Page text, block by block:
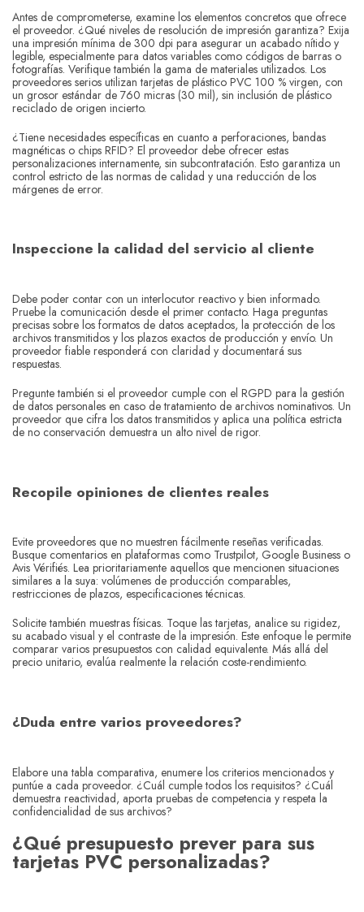
Antes de comprometerse, examine los elementos concretos que ofrece
el proveedor. ¿Qué niveles de resolución de impresión garantiza? Exija
una impresión mínima de 300 dpi para asegurar un acabado nítido y
legible, especialmente para datos variables como códigos de barras o
fotografías. Verifique también la gama de materiales utilizados. Los
proveedores serios utilizan tarjetas de plástico PVC 100 % virgen, con
un grosor estándar de 760 micras (30 mil), sin inclusión de plástico
reciclado de origen incierto.
¿Tiene necesidades específicas en cuanto a perforaciones, bandas
magnéticas o chips RFID? El proveedor debe ofrecer estas
personalizaciones internamente, sin subcontratación. Esto garantiza un
control estricto de las normas de calidad y una reducción de los
márgenes de error.
Inspeccione la calidad del servicio al cliente
Debe poder contar con un interlocutor reactivo y bien informado.
Pruebe la comunicación desde el primer contacto. Haga preguntas
precisas sobre los formatos de datos aceptados, la protección de los
archivos transmitidos y los plazos exactos de producción y envío. Un
proveedor fiable responderá con claridad y documentará sus
respuestas.
Pregunte también si el proveedor cumple con el RGPD para la gestión
de datos personales en caso de tratamiento de archivos nominativos. Un
proveedor que cifra los datos transmitidos y aplica una política estricta
de no conservación demuestra un alto nivel de rigor.
Recopile opiniones de clientes reales
Evite proveedores que no muestren fácilmente reseñas verificadas.
Busque comentarios en plataformas como Trustpilot, Google Business o
Avis Vérifiés. Lea prioritariamente aquellos que mencionen situaciones
similares a la suya: volúmenes de producción comparables,
restricciones de plazos, especificaciones técnicas.
Solicite también muestras físicas. Toque las tarjetas, analice su rigidez,
su acabado visual y el contraste de la impresión. Este enfoque le permite
comparar varios presupuestos con calidad equivalente. Más allá del
precio unitario, evalúa realmente la relación coste-rendimiento.
¿Duda entre varios proveedores?
Elabore una tabla comparativa, enumere los criterios mencionados y
puntúe a cada proveedor. ¿Cuál cumple todos los requisitos? ¿Cuál
demuestra reactividad, aporta pruebas de competencia y respeta la
confidencialidad de sus archivos?
¿Qué presupuesto prever para sus
tarjetas PVC personalizadas?